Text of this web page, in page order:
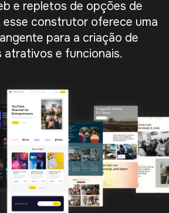
e repletos de opções de
esse construtor oferece uma
para a criação de
atrativos e funcionais.